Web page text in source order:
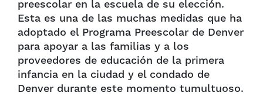
preescolar en la escuela de su elección.
Esta es una de las muchas medidas que ha
adoptado el Programa Preescolar de Denver
para apoyar a las familias y a los
proveedores de educación de la primera
infancia en la ciudad y el condado de
Denver durante este momento tumultuoso.